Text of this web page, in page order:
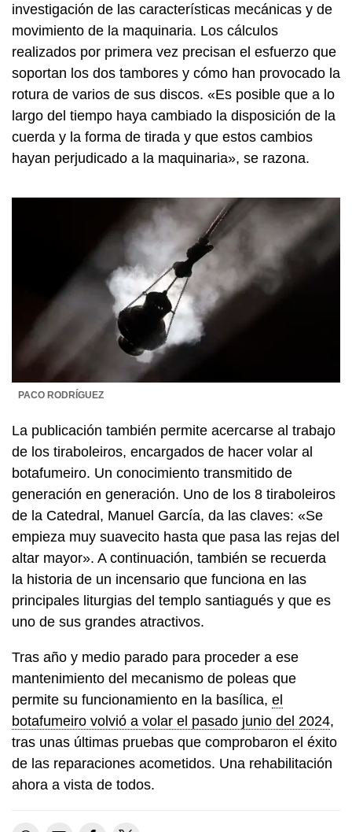
investigación de las características mecánicas y de
movimiento de la maquinaria. Los cálculos
realizados por primera vez precisan el esfuerzo que
soportan los dos tambores y cómo han provocado la
rotura de varios de sus discos. «Es posible que a lo
largo del tiempo haya cambiado la disposición de la
cuerda y la forma de tirada y que estos cambios
hayan perjudicado a la maquinaria», se razona.
PACO RODRÍGUEZ
La publicación también permite acercarse al trabajo
de los tiraboleiros, encargados de hacer volar al
botafumeiro. Un conocimiento transmitido de
generación en generación. Uno de los 8 tiraboleiros
de la Catedral, Manuel García, da las claves: «Se
empieza muy suavecito hasta que pasa las rejas del
altar mayor». A continuación, también se recuerda
la historia de un incensario que funciona en las
principales liturgias del templo santiagués y que es
uno de sus grandes atractivos.
Tras año y medio parado para proceder a ese
mantenimiento del mecanismo de poleas que
permite su funcionamiento en la basílica, el
botafumeiro volvió a volar el pasado junio del 2024,
tras unas últimas pruebas que comprobaron el éxito
de las reparaciones acometidos. Una rehabilitación
ahora a vista de todos.